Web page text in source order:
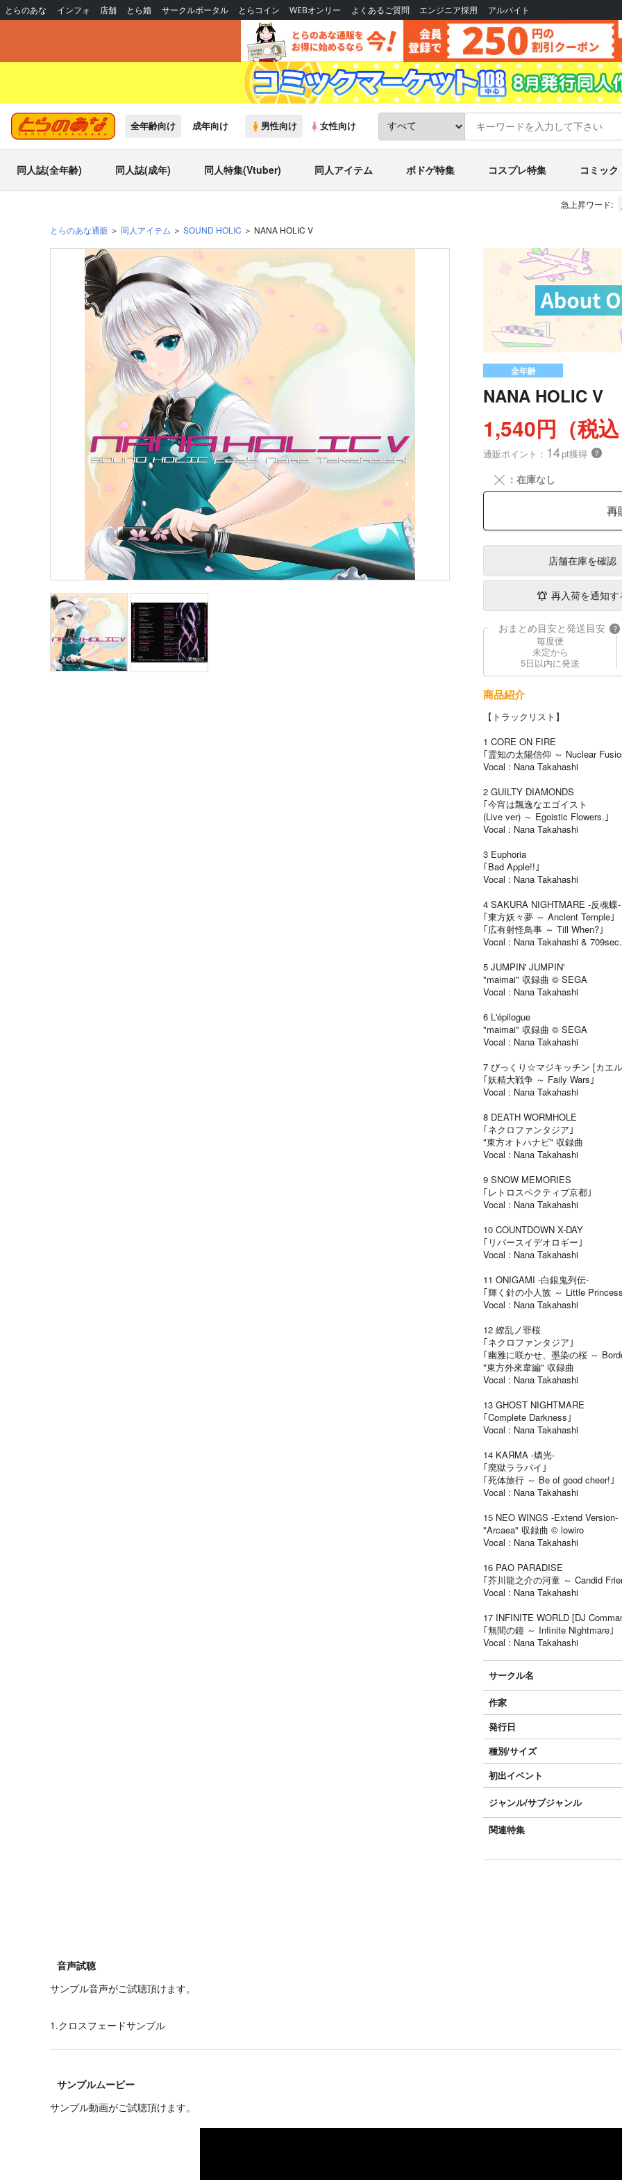
とらのあな インフォ 店舗 とら婚 サークルポータル とらコイン WEBオンリー よくあるご質問 エンジニア採用 アルバイト
全年齢向け 成年向け 男性向け 女性向け
同人誌(全年齢) 同人誌(成年) 同人特集(Vtuber) 同人アイテム ボドゲ特集 コスプレ特集 コミッ
急上昇ワード:
とらのあな通販 同人アイテム SOUND HOLIC NANA HOLIC V
全年齢
NANA HOLIC V
1,540円（税
通販ポイント： 14pt獲得 ？
╳ ：在庫なし
再
店舗在庫を確認
再入荷を通知す
おまとめ目安と発送目安 ?
毎度便
未定から
5日以内に発送
商品紹介
【トラックリスト】
1 CORE ON FIRE
｢霊知の太陽信仰 ～ Nuclear
Vocal : Nana Takahashi
2 GUILTY DIAMONDS
｢今宵は飄逸なエゴイスト
(Live ver) ～ Egoistic Flowers.｣
Vocal : Nana Takahashi
3 Euphoria
｢Bad Apple!!｣
Vocal : Nana Takahashi
4 SAKURA NIGHTMARE -反魂蝶-
｢東方妖々夢 ～ Ancient Temple｣
｢広有射怪鳥事 ～ Till When?｣
Vocal : Nana Takahashi & 709sec.
5 JUMPIN' JUMPIN'
"maimai" 収録曲 © SEGA
Vocal : Nana Takahashi
6 L'épilogue
"maimai" 収録曲 © SEGA
Vocal : Nana Takahashi
7 びっくり☆マジキッチン [カエ
｢妖精大戦争 ～ Faily Wars｣
Vocal : Nana Takahashi
8 DEATH WORMHOLE
｢ネクロファンタジア｣
"東方オトハナビ" 収録曲
Vocal : Nana Takahashi
9 SNOW MEMORIES
｢レトロスペクティブ京都｣
Vocal : Nana Takahashi
10 COUNTDOWN X-DAY
｢リバースイデオロギー｣
Vocal : Nana Takahashi
11 ONIGAMI -白銀鬼列伝-
｢輝く針の小人族 ～ Little
Vocal : Nana Takahashi
12 繚乱ノ罪桜
｢ネクロファンタジア｣
｢幽雅に咲かせ、墨染の桜 ～
"東方外來韋編" 収録曲
Vocal : Nana Takahashi
13 GHOST NIGHTMARE
｢Complete Darkness｣
Vocal : Nana Takahashi
14 KAЯMA -燐光-
｢廃獄ララバイ｣
｢死体旅行 ～ Be of good cheer!｣
Vocal : Nana Takahashi
15 NEO WINGS -Extend Version-
"Arcaea" 収録曲 © lowiro
Vocal : Nana Takahashi
16 PAO PARADISE
｢芥川龍之介の河童 ～ Candid
Vocal : Nana Takahashi
17 INFINITE WORLD [DJ
｢無間の鐘 ～ Infinite Nightmare｣
Vocal : Nana Takahashi
サークル名
作家
発行日
種別/サイズ
初出イベント
ジャンル/サブジャンル
関連特集
音声試聴
サンプル音声がご試聴頂けます。
1.クロスフェードサンプル
サンプルムービー
サンプル動画がご試聴頂けます。